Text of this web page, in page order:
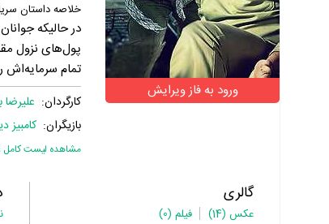
ورود به فاز ویرایش
خلاصه داستان
در حالیکه
پول‌های نزول
تمام سرمایه‌اش
کارگردان:
بازیگران: کامبیز
مشاهده لیست کامل
گالری
عکس (14) فیلم (0)